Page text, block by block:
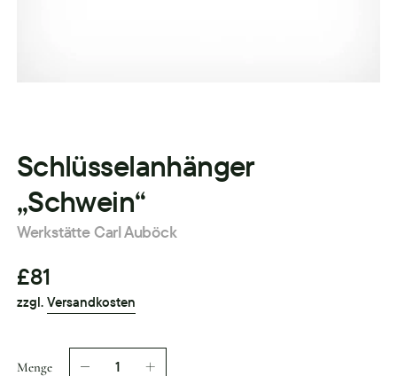
Schlüsselanhänger
„Schwein“
Werkstätte Carl Auböck
£81
zzgl.Versandkosten
Menge